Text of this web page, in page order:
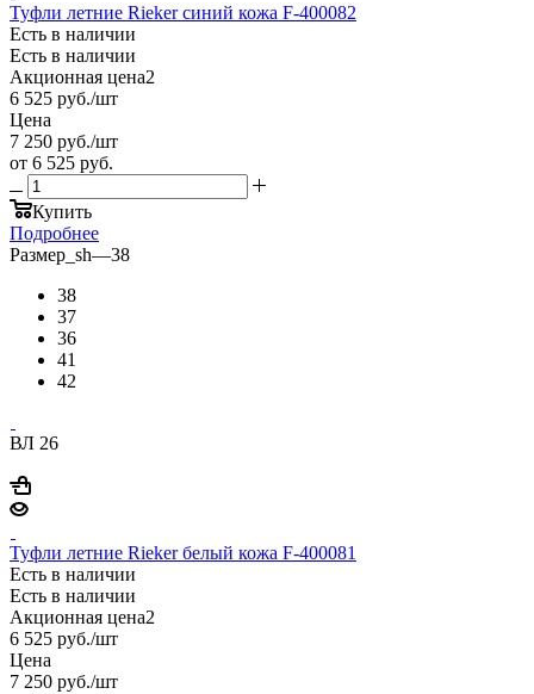
Туфли летние Rieker синий кожа F-400082
Есть в наличии
Есть в наличии
Акционная цена2
6 525 руб./шт
Цена
7 250 руб./шт
от 6 525 руб.
Купить
Подробнее
Размер_sh—38
38
37
36
41
42
ВЛ 26
Туфли летние Rieker белый кожа F-400081
Есть в наличии
Есть в наличии
Акционная цена2
6 525 руб./шт
Цена
7 250 руб./шт